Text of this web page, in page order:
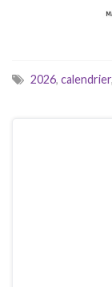
2026, calendrier,